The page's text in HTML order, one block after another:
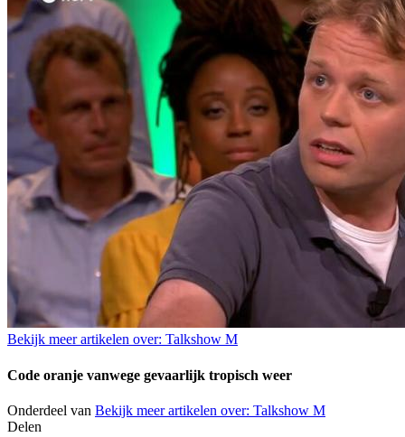
Bekijk meer artikelen over: Talkshow M
Code oranje vanwege gevaarlijk tropisch weer
Onderdeel van Bekijk meer artikelen over: Talkshow M
Delen